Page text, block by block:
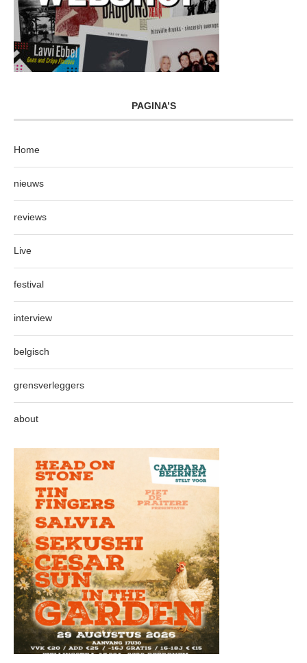
PAGINA’S
Home
nieuws
reviews
Live
festival
interview
belgisch
grensverleggers
about